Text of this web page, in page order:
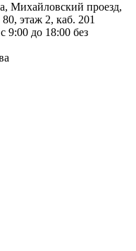
Михайловский проезд,
80, этаж 2, каб. 201
9:00 до 18:00 без